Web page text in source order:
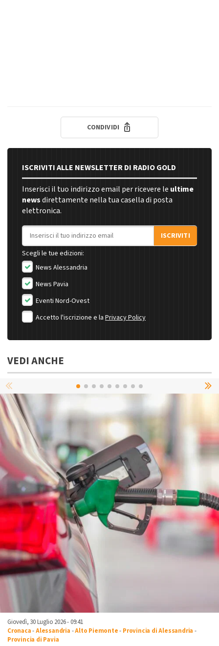
CONDIVIDI
ISCRIVITI ALLE NEWSLETTER DI RADIO GOLD
Inserisci il tuo indirizzo email per ricevere le ultime
newsdirettamente nella tua casella di posta
elettronica.
Indirizzo email
ISCRIVITI
Scegli le tue edizioni:
News Alessandria
News Pavia
Eventi Nord-Ovest
Accetto l'iscrizione e la Privacy Policy
VEDI ANCHE
Giovedì, 30 Luglio 2026 - 09:41
Cronaca-Alessandria -Alto Piemonte- Provincia di Alessandria -
Provincia di Pavia